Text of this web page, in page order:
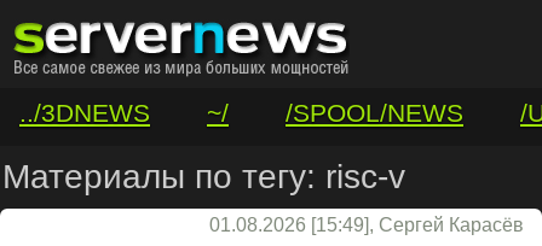
../3DNEWS ~/ /SPOOL/NEWS
/
/VAR/CONTACT
Материалы по тегу: risc-v
01.08.2026 [15:49], Сергей Карасёв